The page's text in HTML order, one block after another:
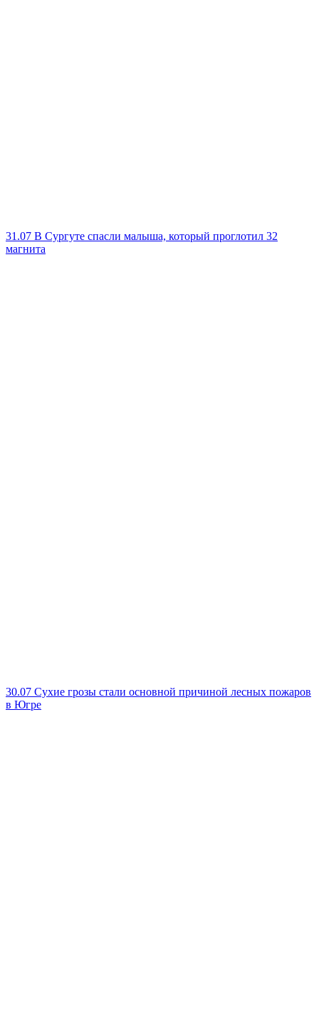
31.07 В Сургуте спасли малыша, который проглотил 32
магнита
30.07 Сухие грозы стали основной причиной лесных пожаров
в Югре